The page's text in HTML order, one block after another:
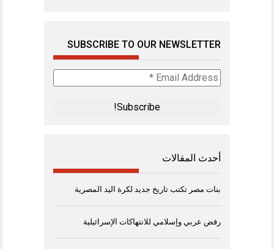
SUBSCRIBE TO OUR NEWSLETTER
Email
Address
أحدث المقالات
بنات مصر تكتب تاريخ جديد لكرة اليد المصرية
رفض عربي وإسلامي للانتهاكات الإسرائيلية